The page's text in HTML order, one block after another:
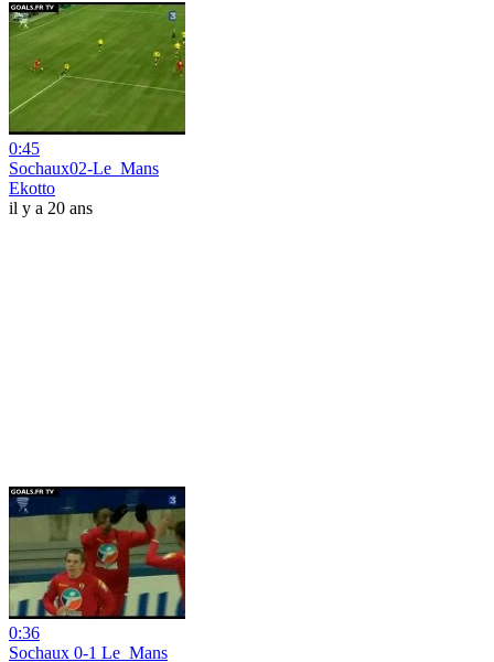
0:45
Sochaux02-Le_Mans
Ekotto
il y a 20 ans
0:36
Sochaux 0-1 Le_Mans